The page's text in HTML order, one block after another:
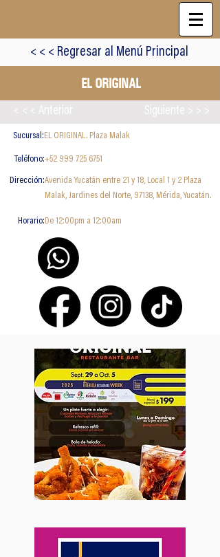
< < < Regresar al Menú Principal
EL ORIGINAL
< < < Anterior Siguiente > > >
Sucursal:EL ORIGINAL. Plaza Malak
Teléfono:+52 999 725 6751
Dirección:Avenida Yucatán entre 21 y 18, Local 1 y 2 Plaza
Malak, Jardines del Norte, 97138, Mérida, Yucatán.
Horario:De 12:00pm a 12:00am